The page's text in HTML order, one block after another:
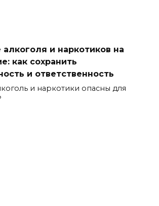
и наркотиков на
как сохранить
и ответственность
и наркотики опасны для